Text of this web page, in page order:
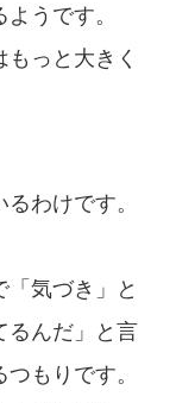
うです。
っと大きく
わけです。
気づき」と
るんだ」と言
もりです。